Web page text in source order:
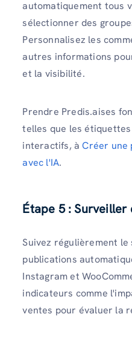
automatiquement tous
sélectionner des
Personnalisez les
autres informations
et la visibilité.
Prendre Predis.aises
telles que les
interactifs, àCréer une
avec l'IA.
Étape 5 : Surveiller
Suivez régulièrement le
publications
Instagram et
indicateurs comme
ventes pour évaluer la